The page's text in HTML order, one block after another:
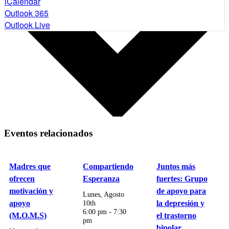
Outlook 365
Outlook Live
Eventos relacionados
Madres que
ofrecen
motivación y
apoyo
(M.O.M.S)
Compartiendo
Esperanza
Lunes, Agosto
10th
6:00 pm - 7:30
pm
Juntos más
fuertes: Grupo
de apoyo para
la depresión y
el trastorno